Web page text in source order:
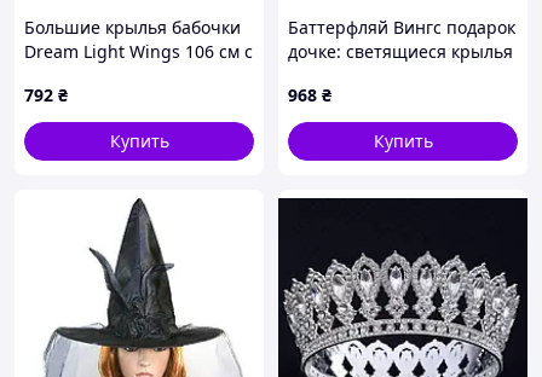
Большие крылья бабочки
Dream Light Wings 106 см с
792 ₴
Купить
Баттерфляй Вингс подарок
дочке: светящиеся крылья
968 ₴
Купить